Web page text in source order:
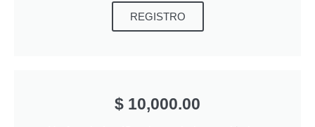
REGISTRO
$ 10,000.00